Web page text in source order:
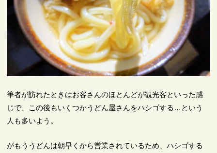
筆者が訪れたときはお客さんのほとんどが観光客といった感
じで、この後もいくつかうどん屋さんをハシゴする…という
人も多いよう。
がもううどんは朝早くから営業されているため、ハシゴする